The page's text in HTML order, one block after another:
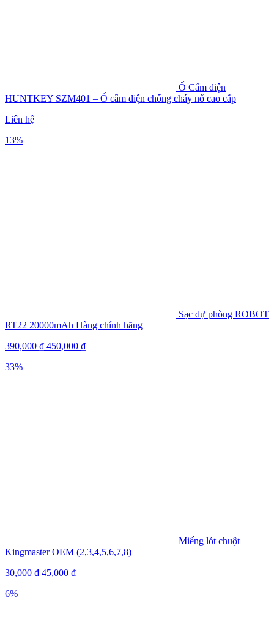
Ổ Cắm điện
HUNTKEY SZM401 – Ổ cắm điện chống cháy nổ cao cấp
Liên hệ
13%
Sạc dự phòng ROBOT
RT22 20000mAh Hàng chính hãng
390,000 ₫ 450,000 ₫
33%
Miếng lót chuột
Kingmaster OEM (2,3,4,5,6,7,8)
30,000 ₫ 45,000 ₫
6%